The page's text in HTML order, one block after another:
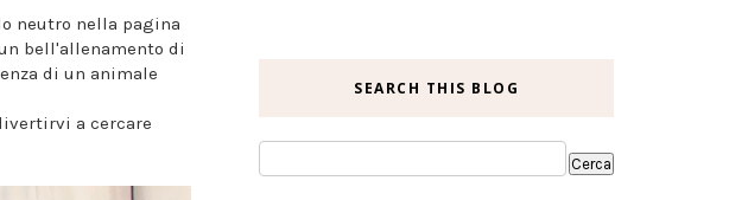
neutro nella pagina
bell'allenamento di
di un animale
a cercare
SEARCH THIS BLOG